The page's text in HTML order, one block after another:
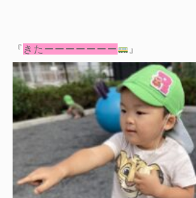
『 きたーーーーーーー 』